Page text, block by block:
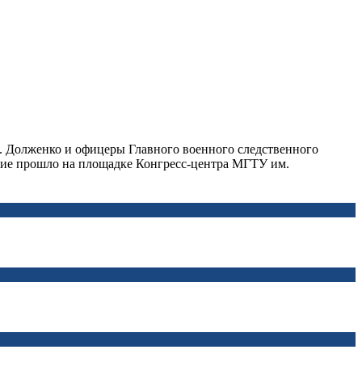
и офицеры Главного военного следственного
прошло на площадке Конгресс-центра МГТУ им.